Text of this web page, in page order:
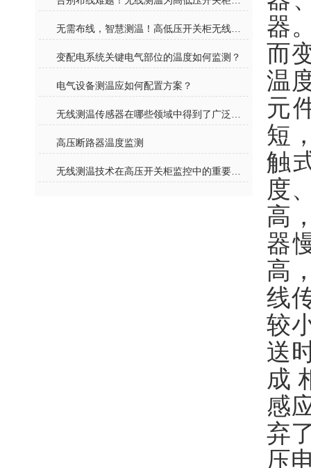
变配电系统关键电气部位的温度如何监测？
电气设备测温应如何配置方案？
高压断路器温度监测
器
而
温
元
短
触
度
高
器
高
线
较
送
成
感
弃
压